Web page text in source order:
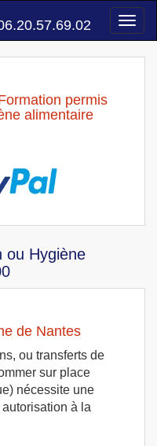
permis
alimentaire
ou Hygiène
de Nantes
ou transferts de
sur place
nécessite une
à la